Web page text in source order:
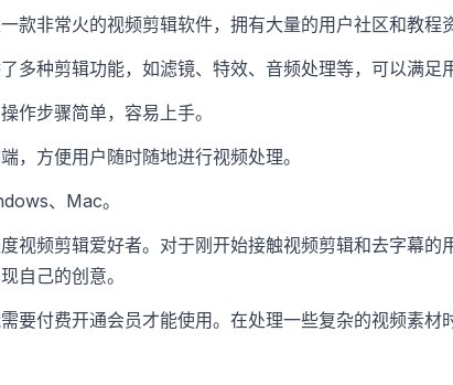
款非常火的视频剪辑软件，拥有大量的用户社区和教程
多种剪辑功能，如滤镜、特效、音频处理等，可以满足
作步骤简单，容易上手。
，方便用户随时随地进行视频处理。
、Mac。
视频剪辑爱好者。对于刚开始接触视频剪辑和去字幕的
自己的创意。
要付费开通会员才能使用。在处理一些复杂的视频素材